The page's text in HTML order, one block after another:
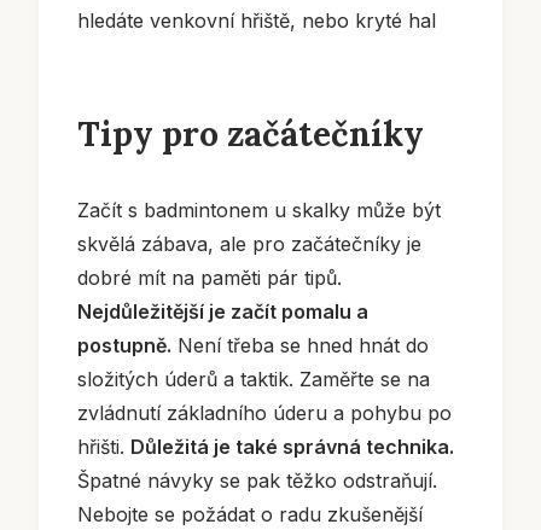
hledáte venkovní hřiště, nebo kryté hal
Tipy pro začátečníky
Začít s badmintonem u skalky může být
skvělá zábava, ale pro začátečníky je
dobré mít na paměti pár tipů.
Nejdůležitější je začít pomalu a
postupně. Není třeba se hned hnát do
složitých úderů a taktik. Zaměřte se na
zvládnutí základního úderu a pohybu po
hřišti. Důležitá je také správná technika.
Špatné návyky se pak těžko odstraňují.
Nebojte se požádat o radu zkušenější